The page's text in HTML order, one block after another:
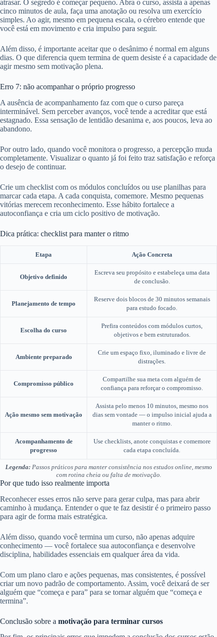
atrasar. O segredo é começar pequeno. Abra o curso, assista a apenas
cinco minutos de aula, faça uma anotação ou resolva um exercício
simples. Ao agir, mesmo em pequena escala, o cérebro entende que
você está em movimento e cria impulso para seguir.
Além disso, é importante aceitar que o desânimo é normal em alguns
dias. O que diferencia quem termina de quem desiste é a capacidade de
agir mesmo sem motivação plena.
Erro 7: não acompanhar o próprio progresso
A ausência de acompanhamento faz com que o curso pareça
interminável. Sem perceber avanços, você tende a acreditar que está
estagnado. Essa sensação de lentidão desanima e, aos poucos, leva ao
abandono.
Por outro lado, quando você monitora o progresso, a percepção muda
completamente. Visualizar o quanto já foi feito traz satisfação e reforça
o desejo de continuar.
Crie um checklist com os módulos concluídos ou use planilhas para
marcar cada etapa. A cada conquista, comemore. Mesmo pequenas
vitórias merecem reconhecimento. Esse hábito fortalece a
autoconfiança e cria um ciclo positivo de motivação.
Dica prática: checklist para manter o ritmo
Etapa Ação Concreta
Objetivo definido
Escreva seu propósito e estabeleça uma data
de conclusão.
Planejamento de tempo
Reserve dois blocos de 30 minutos semanais
para estudo focado.
Escolha do curso
Prefira conteúdos com módulos curtos,
objetivos e bem estruturados.
Ambiente preparado
Crie um espaço fixo, iluminado e livre de
distrações.
Compromisso público
Compartilhe sua meta com alguém de
confiança para reforçar o compromisso.
Ação mesmo sem motivação
Assista pelo menos 10 minutos, mesmo nos
dias sem vontade — o impulso inicial ajuda a
manter o ritmo.
Acompanhamento de
progresso
Use checklists, anote conquistas e comemore
cada etapa concluída.
Legenda:Passos práticos para manter consistência nos estudos online, mesmo
com rotina cheia ou falta de motivação.
Por que tudo isso realmente importa
Reconhecer esses erros não serve para gerar culpa, mas para abrir
caminho à mudança. Entender o que te faz desistir é o primeiro passo
para agir de forma mais estratégica.
Além disso, quando você termina um curso, não apenas adquire
conhecimento — você fortalece sua autoconfiança e desenvolve
disciplina, habilidades essenciais em qualquer área da vida.
Com um plano claro e ações pequenas, mas consistentes, é possível
criar um novo padrão de comportamento. Assim, você deixará de ser
alguém que “começa e para” para se tornar alguém que “começa e
termina”.
Conclusão sobre a motivação para terminar cursos